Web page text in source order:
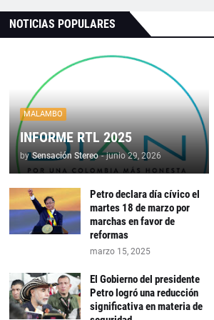
NOTICIAS POPULARES
MALAMBO
INFORME RTL 2025
by Sensación Stereo - junio 29, 2026
Petro declara día cívico el
martes 18 de marzo por
marchas en favor de
reformas
marzo 15, 2025
El Gobierno del presidente
Petro logró una reducción
significativa en materia de